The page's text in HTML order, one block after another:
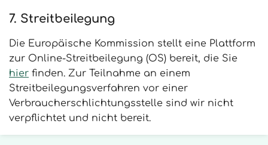
7. Streitbeilegung​​​​​​​
Die Europäische Kommission stellt eine Plattform
zur Online-Streitbeilegung (OS) bereit, die Sie
hier finden. Zur Teilnahme an einem
Streitbeilegungsverfahren vor einer
Verbraucherschlichtungsstelle sind wir nicht
verpflichtet und nicht bereit.